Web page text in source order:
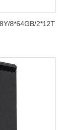
8*64GB/2*12T